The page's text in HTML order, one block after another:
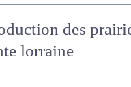
des
permanente